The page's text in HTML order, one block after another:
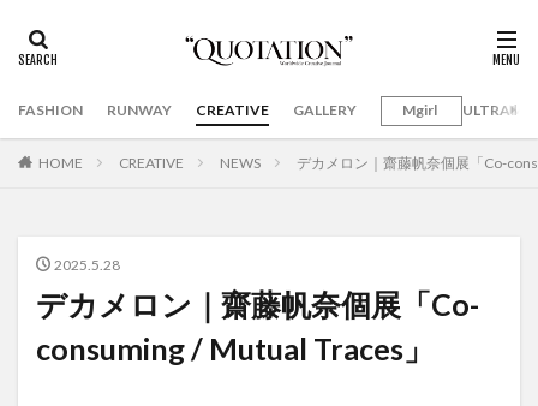
FASHION RUNWAY CREATIVE GALLERY Mgirl
HOME CREATIVE NEWS デカメロン｜齋藤帆奈個展「Co-
2025.5.28
デカメロン｜齋藤帆奈個展「Co-
consuming / Mutual Traces」